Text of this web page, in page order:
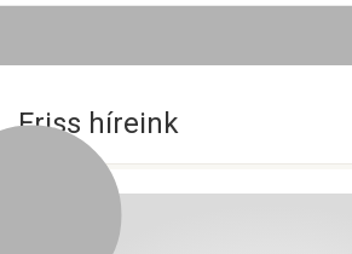
Friss híreink